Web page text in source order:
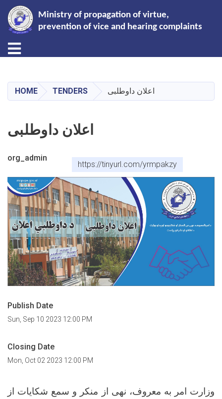
main
content
Ministry of propagation of virtue,
prevention of vice and hearing complaints
Toggle navigation
HOME TENDERS اعلان داوطلبی
اعلان داوطلبی
org_admin
https://tinyurl.com/yrmpakzy
Publish Date
Sun, Sep 10 2023 12:00 PM
Closing Date
Mon, Oct 02 2023 12:00 PM
وزارت امر به معروف، نهی از منکر و سمع شکایات از